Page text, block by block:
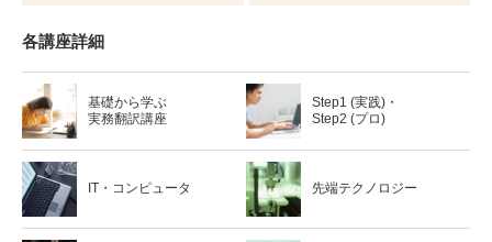
各講座詳細
基礎から学ぶ
実務翻訳講座
Step1 (実践)・
Step2 (プロ)
IT・コンピュータ 先端テクノロジー